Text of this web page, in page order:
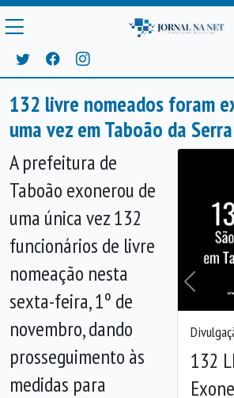
132 livre nomeados foram
uma vez em Taboão da Serra
132
Anterior
A prefeitura de
Taboão exonerou de
uma única vez 132
funcionários de livre
nomeação nesta
sexta-feira, 1º de
novembro, dando
prosseguimento às
medidas para